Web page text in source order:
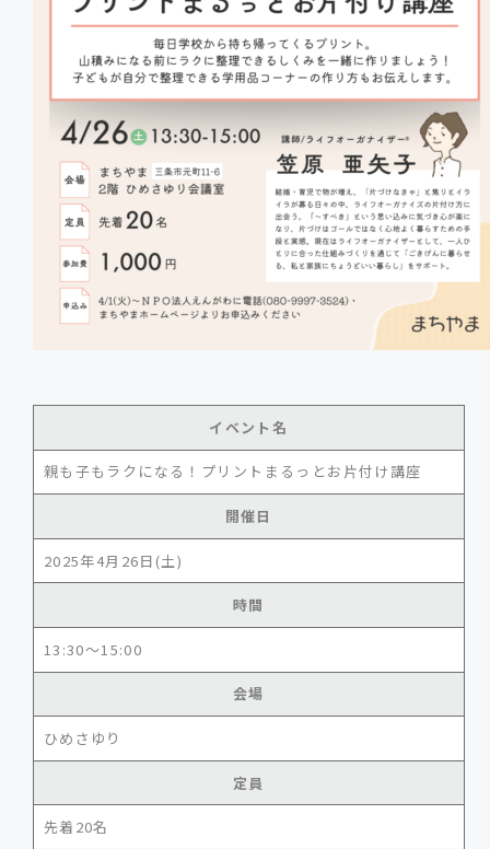
イベント名
親も子もラクになる！プリントまるっとお片付け講座
開催日
2025年4月26日(土)
時間
13:30～15:00
会場
ひめさゆり
定員
先着20名